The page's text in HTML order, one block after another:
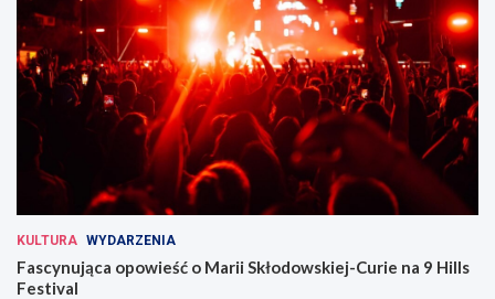
KULTURA WYDARZENIA
Fascynująca opowieść o Marii Skłodowskiej-Curie na 9 Hills
Festival